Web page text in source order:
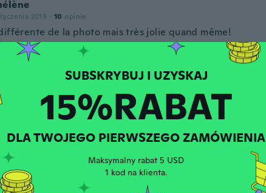
2019 · 10 opinie
de la photo mais très jolie quand même!
temu
2016
temu
2018
green than I liked. Otherwise it was just ok.
temu
15%RABAT
DLA TWOJEGO PIERWSZEGO ZAMÓWIENIA
Maksymalny rabat 5 USD
1 kod na klienta.